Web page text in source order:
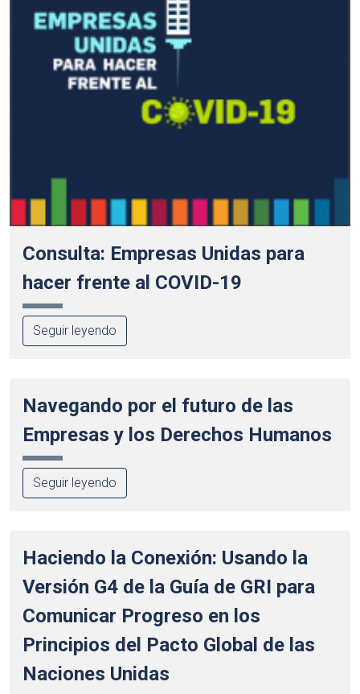
Consulta: Empresas Unidas para
hacer frente al COVID-19
Seguir leyendo
Navegando por el futuro de las
Empresas y los Derechos Humanos
Seguir leyendo
Haciendo la Conexión: Usando la
Versión G4 de la Guía de GRI para
Comunicar Progreso en los
Principios del Pacto Global de las
Naciones Unidas